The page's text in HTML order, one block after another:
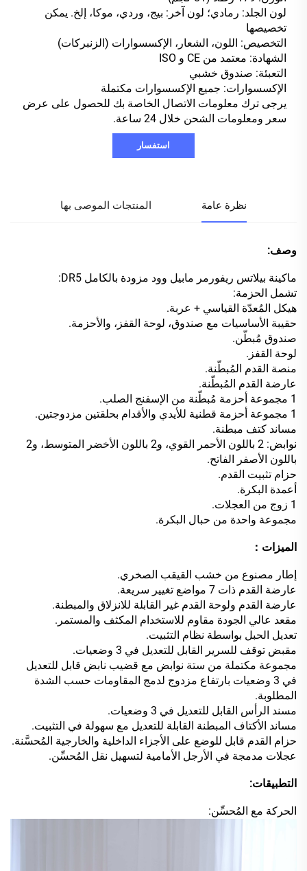
لون الجلد: رمادي؛ لون آخر: بيج، وردي، موكا، إلخ. يمكن
تخصيصها
التخصيص: اللون، الشعار، الإكسسوارات (الزنبركات)
الشهادة: معتمد من CE و ISO
التعبئة: صندوق خشبي
الإكسسوارات: جميع الإكسسوارات مكتملة
يرجى ترك معلومات الاتصال الخاصة بك للحصول على عرض
سعر ومعلومات الشحن خلال 24 ساعة.
استفسار
نظرة عامة المنتجات الموصى بها
وصف:
ماكينة بيلاتس ريفورمر مابيل وود مزودة بالكامل DR5:
تشمل الحزمة:
هيكل المُعدّة القياسي + عربة.
حقيبة الأساسيات مع صندوق، لوحة القفز، والأحزمة.
صندوق مُبطّن.
لوحة القفز.
منصة القدم المُبطّنة.
عارضة القدم المُبطّنة.
1 مجموعة أحزمة مُبطّنة من الإسفنج الصلب.
1 مجموعة أحزمة قطنية للأيدي والأقدام بحلقتين مزدوجتين.
مساند كتف مبطنة.
نوابض: 2 باللون الأحمر القوي، و2 باللون الأخضر المتوسط، و2
باللون الأصفر الفاتح.
حزام تثبيت القدم.
أعمدة البكرة.
1 زوج من العجلات.
مجموعة واحدة من حبال البكرة.
الميزات：
إطار مصنوع من خشب القيقب الصخري.
عارضة القدم ذات 7 مواضع تغيير سريعة.
عارضة القدم ولوحة القدم غير القابلة للانزلاق والمبطنة.
مقعد عالي الجودة مقاوم للاستخدام المكثف والمستمر.
تعديل الحبل بواسطة نظام التثبيت.
مقبض توقف للسرير القابل للتعديل في 3 وضعيات.
مجموعة مكتملة من ستة نوابض مع قضيب نابض قابل للتعديل
في 3 وضعيات بارتفاع مزدوج لدمج المقاومات حسب الشدة
المطلوبة.
مسند الرأس القابل للتعديل في 3 وضعيات.
مساند الأكتاف المبطنة القابلة للتعديل مع سهولة في التثبيت.
حزام القدم قابل للوضع على الأجزاء الداخلية والخارجية المُحسَّنة.
عجلات مدمجة في الأرجل الأمامية لتسهيل نقل المُحسِّن.
التطبيقات:
الحركة مع المُحسِّن: